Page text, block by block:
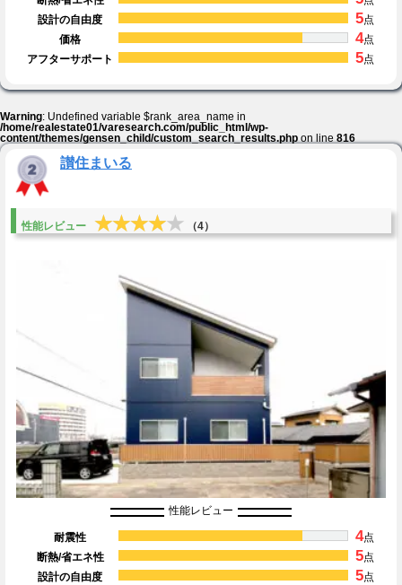
設計の自由度
5点
価格
4点
アフターサポート
5点
Warning: Undefined variable $rank_area_name in
/home/realestate01/varesearch.com/public_html/wp-
content/themes/gensen_child/custom_search_results.phpon line816
讃住まいる
性能レビュー ★★★★★
★★★★★ （4）
性能レビュー
耐震性 4点
断熱/省エネ性
5点
設計の自由度
5点